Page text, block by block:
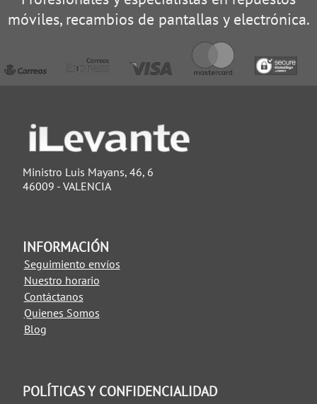
móviles, recambios de pantallas y electrónica.
Ministro Luis Mayans, 46, 6
46009 - VALENCIA
INFORMACIÓN
Seguimiento envíos
Nuestro horario
Contáctanos
Quienes Somos
Blog
POLÍTICAS Y CONFIDENCIALIDAD